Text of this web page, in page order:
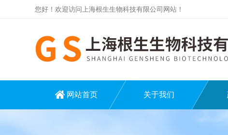
您好！欢迎访问上海根生生物科技有限公司网站！
网站首页 关于我们